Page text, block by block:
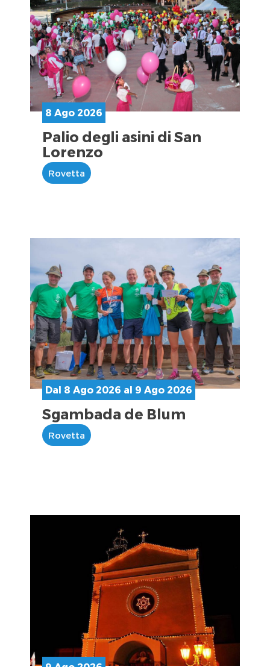
8 Ago 2026
Palio degli asini di San
Lorenzo
Rovetta
Dal 8 Ago 2026 al 9 Ago 2026
Sgambada de Blum
Rovetta